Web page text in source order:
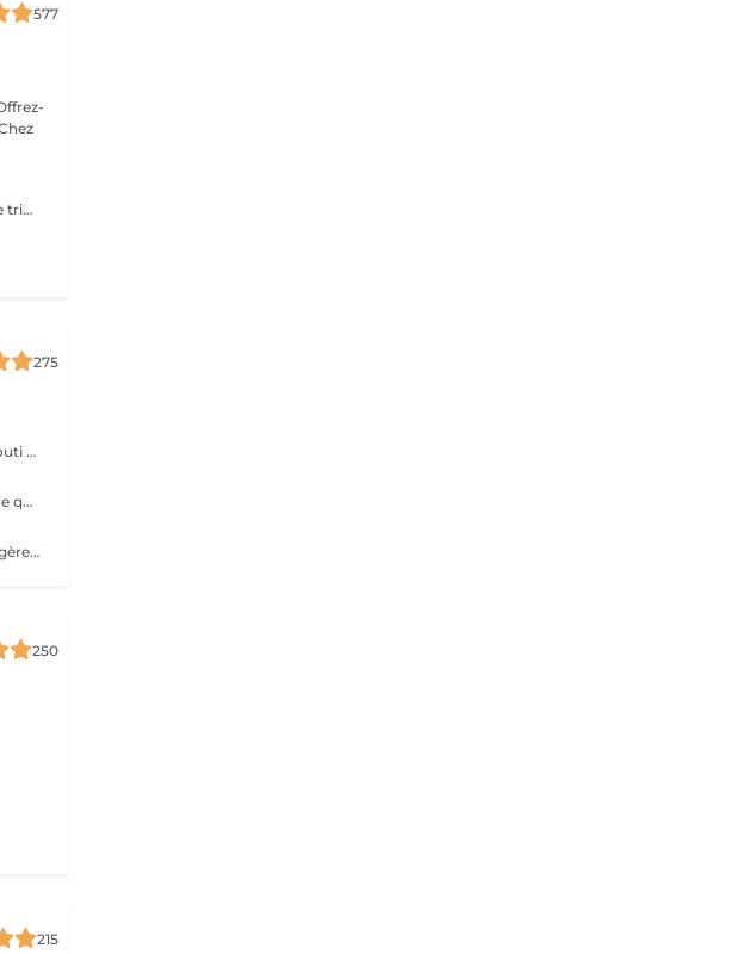
577
Qu'est-ce que la radiofréquence tripolaire ? La radiofréquence tripolaire est l'une des méthodes non invasives les plus efficaces pour raffermir et tonifier visiblement la peau. La peau perd naturellement son élasticité et sa souplesse à cause du processus de vieillissement ou des fluctuations de poids, et à mesure que la peau s'amincit, les signes du temps deviennent plus fréquents. L'énergie radiofréquence stimule la contraction des fibres de collagène existantes et la production de nouvelles cellules pour lisser, tonifier et raffermir la peau. Les zones de traitement comprennent : Cou (uniquement sur les côtés et jamais devant); Double menton - Double menton ; Front; Autour des yeux; Joues; moustache chinoise; région de la mâchoire.
275
Le soin Signature Elasc est notre traitement visage le plus abouti et personnalisé. Conçu spécialement pour vous, par notre équipe, ce rituel est une véritable expérience sensorielle pour vous détendre, raviver l'éclat de votre teint, redessiner les contours de votre visage et revitaliser votre peau en profondeur. Ce soin multi-actions combine des produits cosméceutiques ultra-performants, des gestes experts et l'utilisation de pierres en quartz rose ou de jade verte en fonction de votre peau. Le soin débute par un nettoyage précis de votre peau et par une exfoliation douce aux manuvres stimulantes pour lisser et illuminer le teint. Après un travail technique avec la pierre et la pose d'un masque crème spécifique vient le massage Signature : une combinaison de manuvres liftantes, drainantes, tonifiantes et sculptantes avec une huile de haute qualité. Votre peau est ainsi lumineuse, décongestionnée, hydratée, liftée et raffermie. Ce soin Signature Elasc convient à tous les types de peau : teint terne, peau déshydratée, perte de fermeté, premiers signes de l'âge mais aussi pour toute personne ayant besoin d'une pause bien-être ou recherchant le cocooning et la chaleur caractéristiques à notre institut Elasc.
Le rituel d'hydration propose des formules haute performance qui s'attaquent stratégiquement à tous les paramètres de la déshydratation. Ciblés, ils améliorent le manteau hydrolipidique, la teneur en NMF est le ciment intercellulaire.
Le rituel de luminosité rend la peau éclatante. Des textures légères et fraïches affinent le grain de peau pour une peau qui brille de santé et de pureté - une beauté éclatante.
250
215